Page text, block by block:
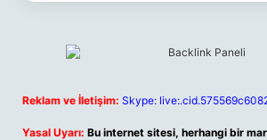
Reklam ve İletişim: Skype:
Yasal Uyarı: Bu internet sitesi, herhangi bir